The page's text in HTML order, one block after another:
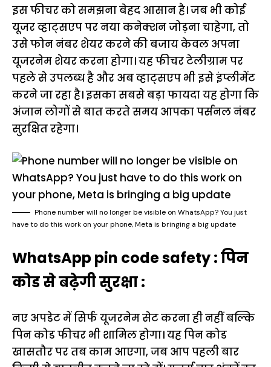
इस फीचर को समझना बेहद आसान है। जब भी कोई
यूजर व्हाट्सएप पर नया कनेक्शन जोड़ना चाहेगा, तो
उसे फोन नंबर शेयर करने की बजाय केवल अपना
यूजरनेम शेयर करना होगा। यह फीचर टेलीग्राम पर
पहले से उपलब्ध है और अब व्हाट्सएप भी इसे इंप्लीमेंट
करने जा रहा है। इसका सबसे बड़ा फायदा यह होगा कि
अंजान लोगों से बात करते समय आपका पर्सनल नंबर
सुरक्षित रहेगा।
Phone number will no longer be visible on WhatsApp? You just
have to do this work on your phone, Meta is bringing a big update
WhatsApp pin code safety : पिन
कोड से बढ़ेगी सुरक्षा :
नए अपडेट में सिर्फ यूजरनेम सेट करना ही नहीं बल्कि
पिन कोड फीचर भी शामिल होगा। यह पिन कोड
खासतौर पर तब काम आएगा, जब आप पहली बार